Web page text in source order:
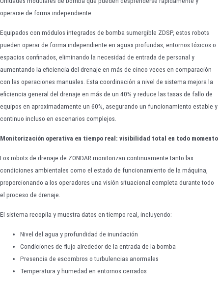
operarse de forma independiente
Equipados con módulos integrados de bomba sumergible ZDSP, estos robots
pueden operar de forma independiente en aguas profundas, entornos tóxicos o
espacios confinados, eliminando la necesidad de entrada de personal y
aumentando la eficiencia del drenaje en más de cinco veces en comparación
con las operaciones manuales. Esta coordinación a nivel de sistema mejora la
eficiencia general del drenaje en más de un 40% y reduce las tasas de fallo de
equipos en aproximadamente un 60%, asegurando un funcionamiento estable y
continuo incluso en escenarios complejos.
Monitorización operativa en tiempo real: visibilidad total en todo momento
Los robots de drenaje de ZONDAR monitorizan continuamente tanto las
condiciones ambientales como el estado de funcionamiento de la máquina,
proporcionando a los operadores una visión situacional completa durante todo
el proceso de drenaje.
El sistema recopila y muestra datos en tiempo real, incluyendo:
Nivel del agua y profundidad de inundación
Condiciones de flujo alrededor de la entrada de la bomba
Presencia de escombros o turbulencias anormales
Temperatura y humedad en entornos cerrados